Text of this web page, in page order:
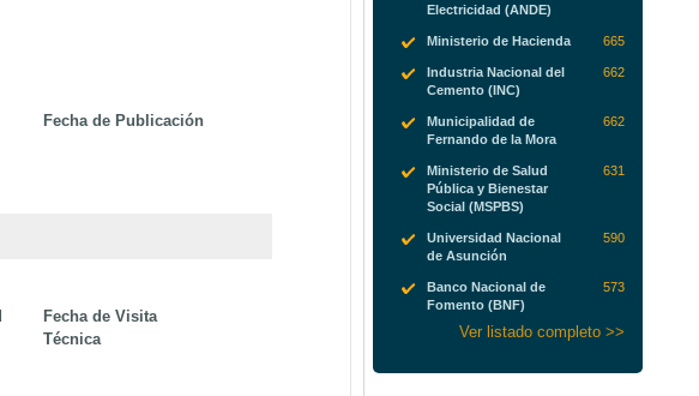
Fecha de Publicación
Fecha de Visita
Técnica
Electricidad (ANDE)
Ministerio de Hacienda 665
Industria Nacional del
Cemento (INC)
662
Municipalidad de
Fernando de la Mora
662
Ministerio de Salud
Pública y Bienestar
Social (MSPBS)
631
Universidad Nacional
de Asunción
590
Banco Nacional de
Fomento (BNF)
573
Ver listado completo >>